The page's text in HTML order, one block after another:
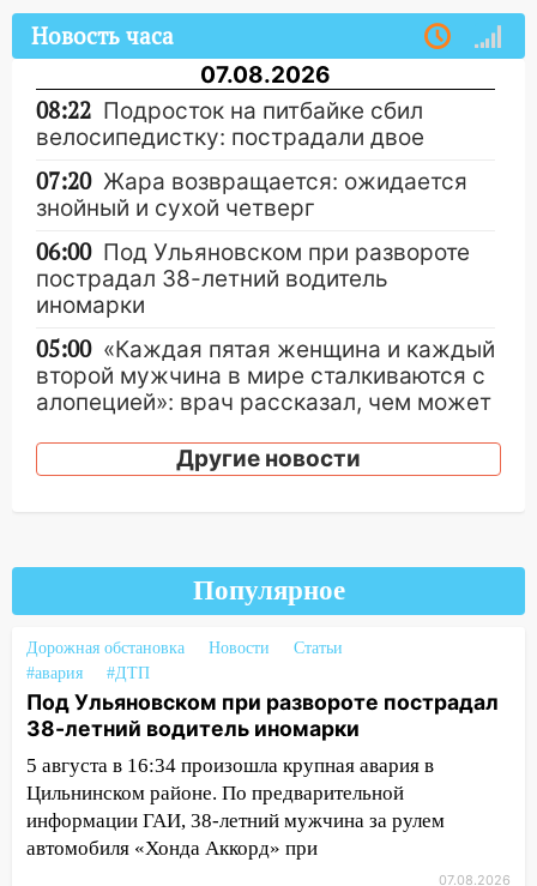
Новость часа
07.08.2026
08:22 Подросток на питбайке сбил
велосипедистку: пострадали двое
07:20 Жара возвращается: ожидается
знойный и сухой четверг
06:00 Под Ульяновском при развороте
пострадал 38-летний водитель
иномарки
05:00 «Каждая пятая женщина и каждый
второй мужчина в мире сталкиваются с
алопецией»: врач рассказал, чем может
справиться
06.08.2026
23:20 Прогноз погоды на 7 августа в
Ульяновской области
20:04 Ульяновцев приглашают на забег,
посвящённый Дню воздушного флота
России
19:12 В Ульяновской области
руководителя частной компании
наказали за сокрытие прошлого своего
Другие новости
Популярное
Дорожная обстановка Новости
Статьи
#авария
#ДТП
Под Ульяновском при развороте пострадал
38-летний водитель иномарки
5 августа в 16:34 произошла крупная авария в
Цильнинском районе. По предварительной
информации ГАИ, 38-летний мужчина за рулем
автомобиля «Хонда Аккорд» при
07.08.2026